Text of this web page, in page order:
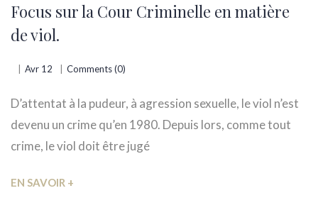
Focus sur la Cour Criminelle en matière
de viol.
Avr 12 Comments (0)
D’attentat à la pudeur, à agression sexuelle, le viol n’est
devenu un crime qu’en 1980. Depuis lors, comme tout
crime, le viol doit être jugé
EN SAVOIR +